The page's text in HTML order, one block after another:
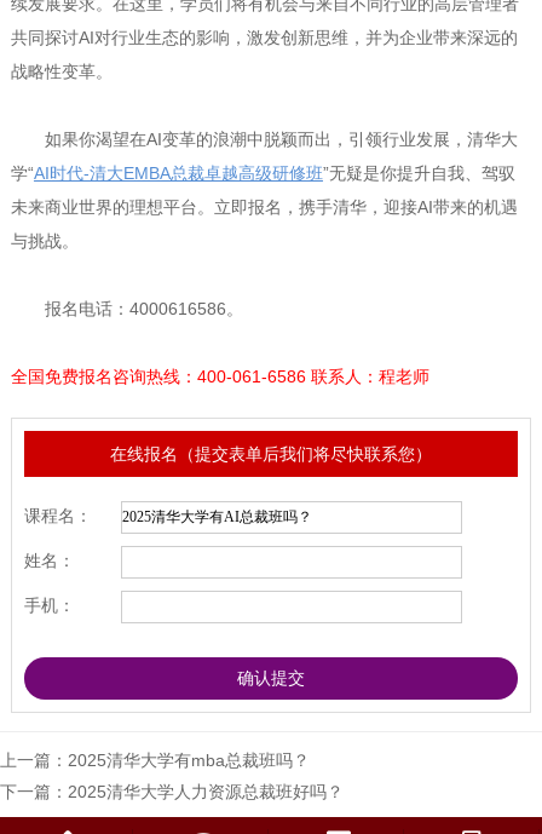
共同探讨AI对行业生态的影响，激发创新思维，并为企业带来深远的
战略性变革。
如果你渴望在AI变革的浪潮中脱颖而出，引领行业发展，清华大
学“AI时代-清大EMBA总裁卓越高级研修班”无疑是你提升自我、驾驭
未来商业世界的理想平台。立即报名，携手清华，迎接AI带来的机遇
与挑战。
报名电话：4000616586。
全国免费报名咨询热线：400-061-6586 联系人：程老师
在线报名（提交表单后我们将尽快联系您）
课程名：
姓名：
手机：
上一篇： 2025清华大学有mba总裁班吗？
下一篇： 2025清华大学人力资源总裁班好吗？